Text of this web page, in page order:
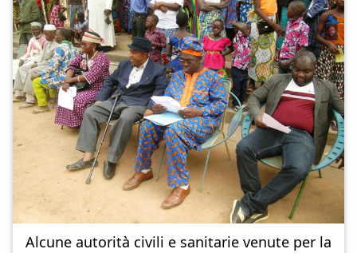
Alcune autorità civili e sanitarie venute per la